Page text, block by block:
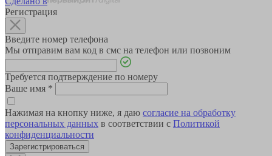
Регистрация
Введите номер телефона
Мы отправим вам код в смс на телефон или позвоним
Требуется подтверждение по номеру
Ваше имя *
Нажимая на кнопку ниже, я даю согласие на обработку
персональных данных в соответствии с Политикой
конфиденциальности
Зарегистрироваться